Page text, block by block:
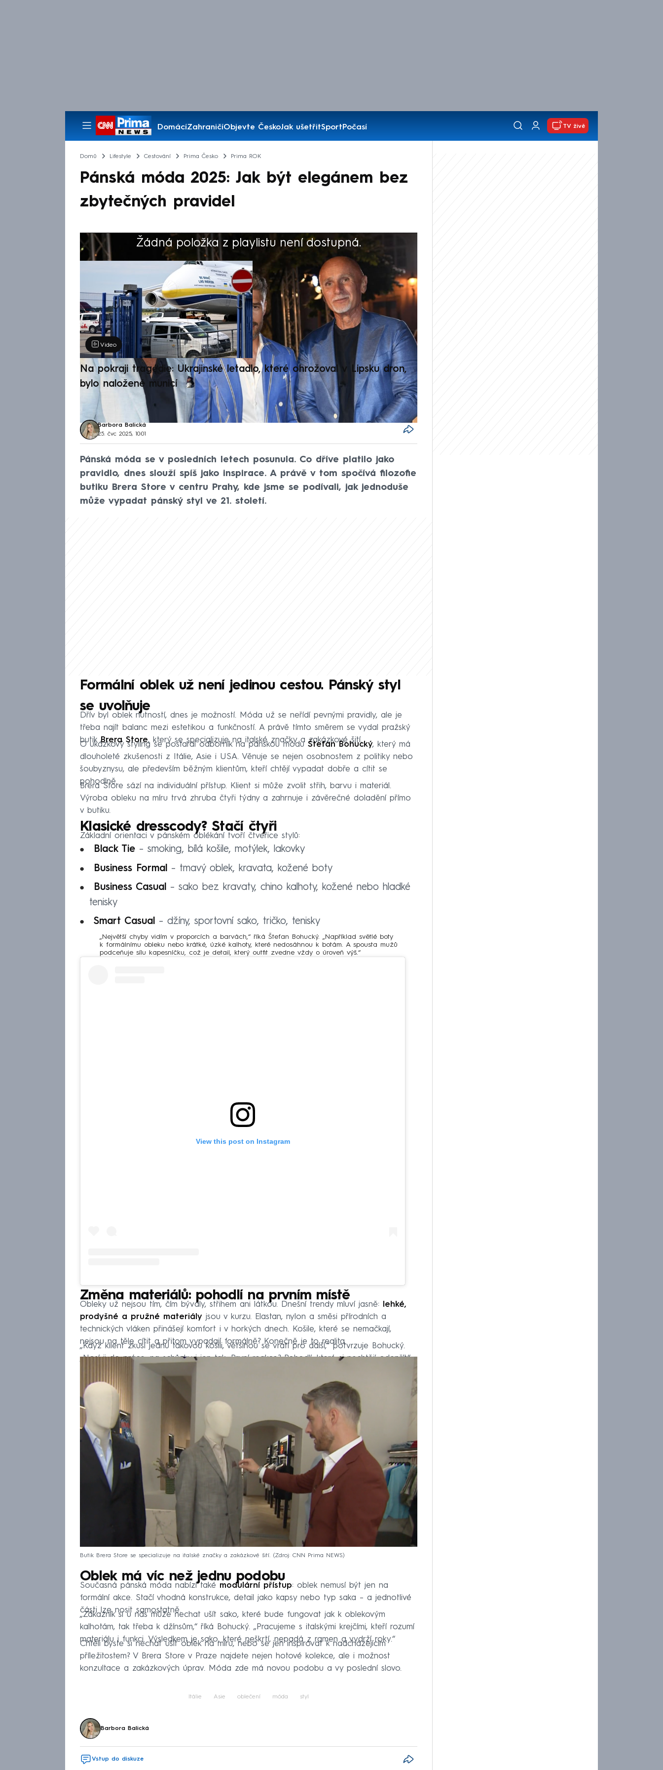
DomácíZahraničíObjevte ČeskoJak ušetřitSportPočasí
Pořady
TV živě
Domů Lifestyle Cestování Prima Česko Prima ROK
Pánská móda 2025: Jak být elegánem bez
zbytečných pravidel
Žádná položka z playlistu není dostupná.
Výběr redakce
Video
Na pokraji tragédie: Ukrajinské letadlo, které ohrožoval v Lipsku dron,
bylo naložené municí
Barbora Balická
25. čvc 2025, 10:01
Pánská móda se v posledních letech posunula. Co dříve platilo jako
pravidlo, dnes slouží spíš jako inspirace. A právě v tom spočívá filozofie
butiku Brera Store v centru Prahy, kde jsme se podívali, jak jednoduše
může vypadat pánský styl ve 21. století.
Formální oblek už není jedinou cestou. Pánský styl
se uvolňuje
Dřív byl oblek nutností, dnes je možností. Móda už se neřídí pevnými pravidly, ale je
třeba najít balanc mezi estetikou a funkčností. A právě tímto směrem se vydal pražský
butikBrera Store, který se specializuje na italské značky a zakázkové šití.
O ukázkový styling se postaral odborník na pánskou módu Štefan Bohucký, který má
dlouholeté zkušenosti z Itálie, Asie i USA. Věnuje se nejen osobnostem z politiky nebo
šoubyznysu, ale především běžným klientům, kteří chtějí vypadat dobře a cítit se
pohodlně.
Brera Store sází na individuální přístup. Klient si může zvolit střih, barvu i materiál.
Výroba obleku na míru trvá zhruba čtyři týdny a zahrnuje i závěrečné doladění přímo
v butiku.
Klasické dresscody? Stačí čtyři
Základní orientaci v pánském oblékání tvoří čtveřice stylů:
Black Tie– smoking, bílá košile, motýlek, lakovky
Business Formal
– tmavý oblek, kravata, kožené boty
Business Casual– sako bez kravaty, chino kalhoty, kožené nebo hladké
tenisky
Smart Casual
– džíny, sportovní sako, tričko, tenisky
„Největší chyby vidím v proporcích a barvách,“ říká Štefan Bohucký. „Například světlé boty
k formálnímu obleku nebo krátké, úzké kalhoty, které nedosáhnou k botám. A spousta mužů
podceňuje sílu kapesníčku, což je detail, který outfit zvedne vždy o úroveň výš.“
View this post on Instagram
Změna materiálů: pohodlí na prvním místě
Obleky už nejsou tím, čím bývaly, střihem ani látkou. Dnešní trendy mluví jasně:
lehké,
prodyšné a pružné materiály jsou v kurzu. Elastan, nylon a směsi přírodních a
technických vláken přinášejí komfort i v horkých dnech. Košile, které se nemačkají,
nejsou na těle cítit a přitom vypadají formálně? Konečně je to realita.
„Když klient zkusí jednu takovou košili, většinou se vrátí pro další,“ potvrzuje Bohucký.
„Nosí ji do práce, na schůzky i jen tak. První reakce? Pohodlí, které si nechtějí odepřít.“
Butik Brera Store se specializuje na italské značky a zakázkové šití. Zdroj: CNN Prima NEWS
Oblek má víc než jednu podobu
Současná pánská móda nabízí také modulární přístup: oblek nemusí být jen na
formální akce. Stačí vhodná konstrukce, detail jako kapsy nebo typ saka – a jednotlivé
části lze nosit samostatně.
„Zákazník si u nás může nechat ušít sako, které bude fungovat jak k oblekovým
kalhotám, tak třeba k džínsům,“ říká Bohucký. „Pracujeme s italskými krejčími, kteří rozumí
materiálu i funkci. Výsledkem je sako, které neškrtí, nepadá z ramen a vydrží roky.“
Chtěli byste si nechat ušít oblek na míru, nebo se jen inspirovat k nadcházejícím
příležitostem? V Brera Store v Praze najdete nejen hotové kolekce, ale i možnost
konzultace a zakázkových úprav. Móda zde má novou podobu a vy poslední slovo.
Itálie Asie oblečení móda styl
Barbora Balická
Vstup do diskuze